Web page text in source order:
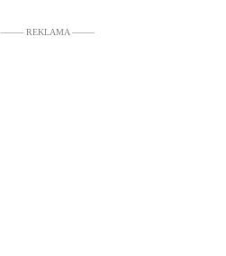
––––– REKLAMA –––––